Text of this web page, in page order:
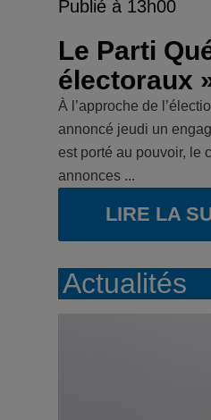
Publié à 13h00
Le Parti
électoraux
À l’approche de
annoncé jeudi un
est porté au pouvoir, le
annonces ...
LIRE LA
Actualités